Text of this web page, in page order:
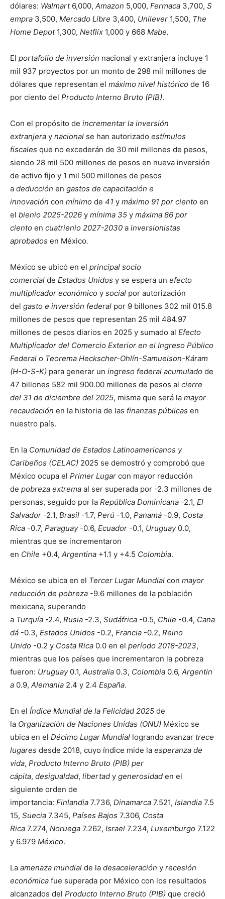
dólares: Walmart6,000, Amazon 5,000, Fermaca 3,700, S
empra 3,500, Mercado Libre 3,400, Unilever 1,500, The
Home Depot1,300, Netflix 1,000 y 668 Mabe.
El portafolio de inversión nacional y extranjera incluye 1
mil 937 proyectos por un monto de 298 mil millones de
dólares que representan el máximo nivel histórico de 16
por ciento del Producto Interno Bruto (PIB).
Con el propósito de incrementar la inversión
extranjera y nacional se han autorizado estímulos
fiscales que no excederán de 30 mil millones de pesos,
siendo 28 mil 500 millones de pesos en nueva inversión
de activo fijo y 1 mil 500 millones de pesos
a deducción en gastos de capacitación e
innovación con mínimo de 41 y máximo 91 por ciento en
el bienio 2025-2026 y mínima 35 y máxima 86 por
ciento en cuatrienio 2027-2030 a inversionistas
aprobados en México.
México se ubicó en el principal socio
comercial de Estados Unidos y se espera un efecto
multiplicador económico y social por autorización
del gasto e inversión federal por 9 billones 302 mil 015.8
millones de pesos que representan 25 mil 484.97
millones de pesos diarios en 2025 y sumado al Efecto
Multiplicador del Comercio Exterior en el Ingreso Público
Federal o Teorema Heckscher-Ohlín-Samuelson-Káram
(H-O-S-K) para generar un ingreso federal acumulado de
47 billones 582 mil 900.00 millones de pesos al cierre
del 31 de diciembre del 2025, misma que será la mayor
recaudación en la historia de las finanzas públicas en
nuestro país.
En la Comunidad de Estados Latinoamericanos y
Caribeños (CELAC) 2025 se demostró y comprobó que
México ocupa el Primer Lugar con mayor reducción
de pobreza extrema al ser superada por -2.3 millones de
personas, seguido por la República Dominicana -2.1, El
Salvador -2.1, Brasil -1.7, Perú -1.0, Panamá -0.9, Costa
Rica -0.7, Paraguay-0.6, Ecuador -0.1, Uruguay0.0,
mientras que se incrementaron
en Chile +0.4, Argentina +1.1 y +4.5 Colombia.
México se ubica en el Tercer Lugar Mundial con mayor
reducción de pobreza -9.6 millones de la población
mexicana, superando
a Turquía -2.4, Rusia -2.3, Sudáfrica -0.5, Chile -0.4, Cana
dá -0.3, Estados Unidos -0.2, Francia -0.2, Reino
Unido -0.2 y Costa Rica 0.0 en el período 2018-2023,
mientras que los países que incrementaron la pobreza
fueron: Uruguay0.1, Australia 0.3, Colombia 0.6, Argentin
a 0.9, Alemania 2.4 y 2.4 España.
En el Índice Mundial de la Felicidad 2025 de
la Organización de Naciones Unidas (ONU) México se
ubica en el Décimo Lugar Mundial logrando avanzar trece
lugares desde 2018, cuyo índice mide la esperanza de
vida, Producto Interno Bruto (PIB) per
cápita, desigualdad, libertad y generosidad en el
siguiente orden de
importancia: Finlandia 7.736, Dinamarca 7.521, Islandia 7.5
15, Suecia 7.345, Países Bajos 7.306, Costa
Rica 7.274, Noruega 7.262, Israel 7.234, Luxemburgo 7.122
y 6.979 México.
La amenaza mundial de la desaceleración y recesión
económica fue superada por México con los resultados
alcanzados del Producto Interno Bruto (PIB) que creció